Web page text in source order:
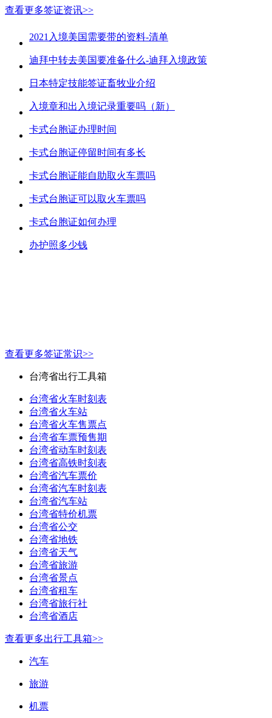
查看更多签证资讯>>
2021入境美国需要带的资料-清单
迪拜中转去美国要准备什么-迪拜入境政策
日本特定技能签证畜牧业介绍
入境章和出入境记录重要吗（新）
卡式台胞证办理时间
卡式台胞证停留时间有多长
卡式台胞证能自助取火车票吗
卡式台胞证可以取火车票吗
卡式台胞证如何办理
办护照多少钱
查看更多签证常识>>
台湾省出行工具箱
台湾省火车时刻表
台湾省火车站
台湾省火车售票点
台湾省车票预售期
台湾省动车时刻表
台湾省高铁时刻表
台湾省汽车票价
台湾省汽车时刻表
台湾省汽车站
台湾省特价机票
台湾省公交
台湾省地铁
台湾省天气
台湾省旅游
台湾省景点
台湾省租车
台湾省旅行社
台湾省酒店
查看更多出行工具箱>>
汽车
旅游
机票